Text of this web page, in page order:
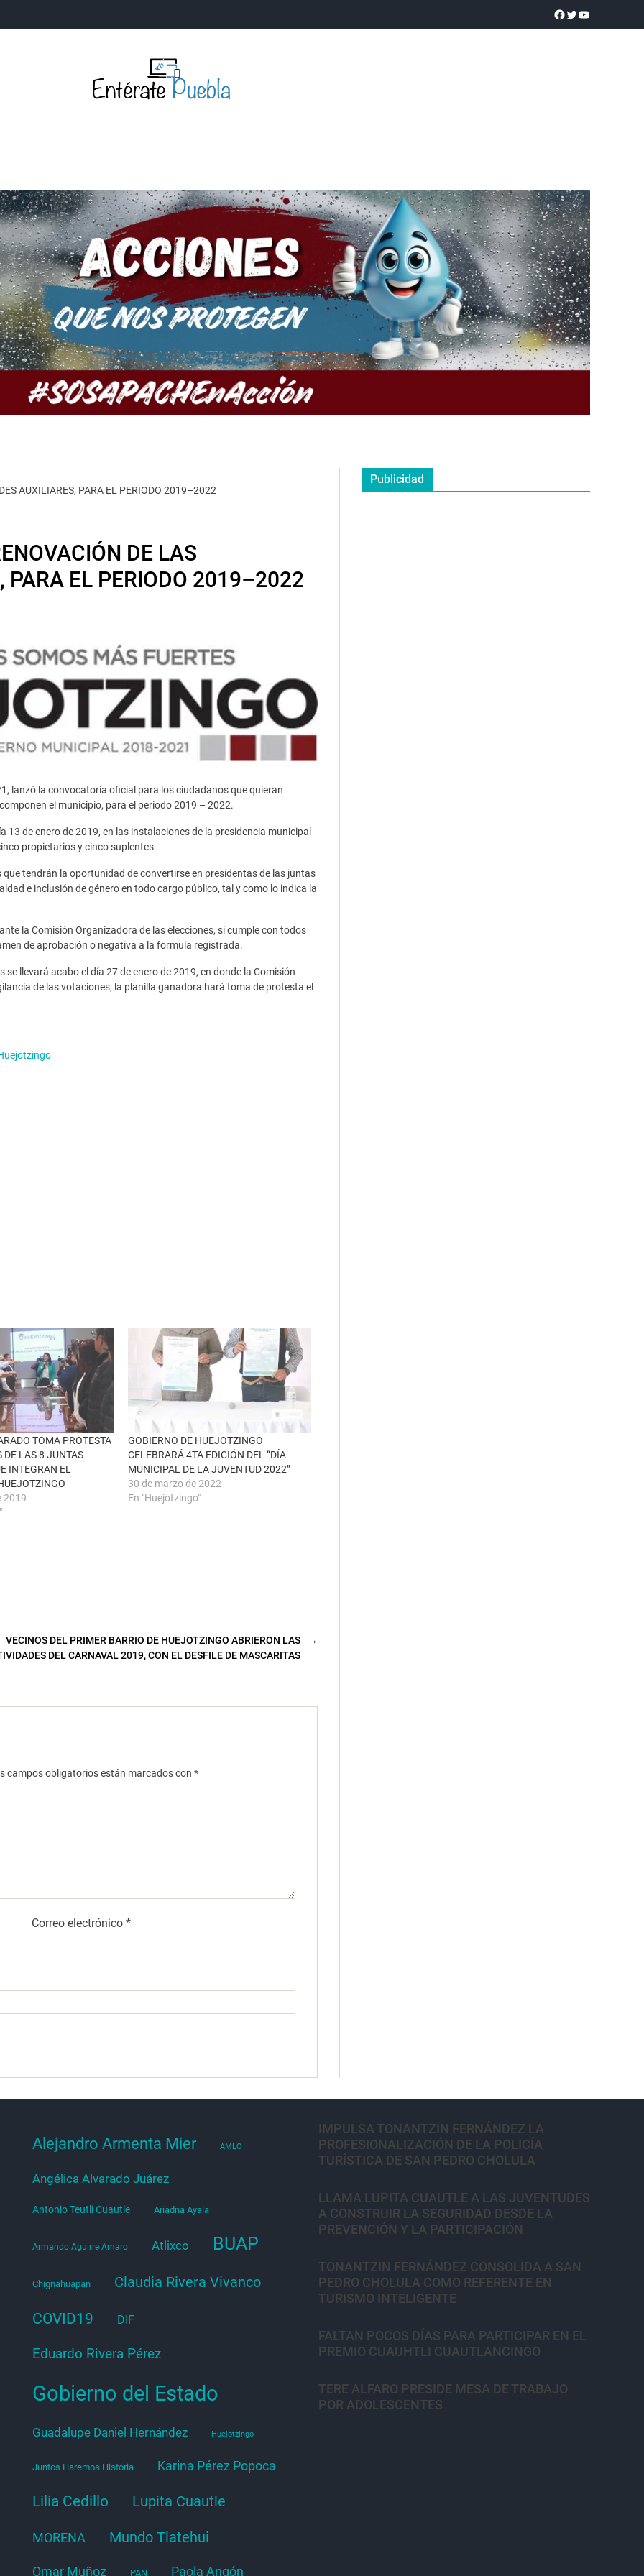
Y TECNOLOGÍA OPINIÓN SOCIEDAD ANUNCIOS
AUXILIARES, PARA EL PERIODO 2019–2022
DE LAS
PARA EL PERIODO 2019–2022
lanzó la convocatoria oficial para los ciudadanos que quieran
el municipio, para el periodo 2019 – 2022.
de enero de 2019, en las instalaciones de la presidencia municipal
propietarios y cinco suplentes.
tendrán la oportunidad de convertirse en presidentas de las juntas
e inclusión de género en todo cargo público, tal y como lo indica la
la Comisión Organizadora de las elecciones, si cumple con todos
de aprobación o negativa a la formula registrada.
llevará acabo el día 27 de enero de 2019, en donde la Comisión
de las votaciones; la planilla ganadora hará toma de protesta el
TOMA PROTESTA
DE LAS 8 JUNTAS
INTEGRAN EL
2019
GOBIERNO DE HUEJOTZINGO
CELEBRARÁ 4TA EDICIÓN DEL “DÍA
MUNICIPAL DE LA JUVENTUD 2022”
30 de marzo de 2022
En "Huejotzingo"
→
VECINOS DEL PRIMER BARRIO DE HUEJOTZINGO ABRIERON LAS
DEL CARNAVAL 2019, CON EL DESFILE DE MASCARITAS
campos obligatorios están marcados con *
Correo electrónico*
Publicidad
Alejandro Armenta Mier AMLO
Angélica Alvarado Juárez
Antonio Teutli Cuautle Ariadna Ayala
Armando Aguirre Amaro Atlixco BUAP
Chignahuapan Claudia Rivera Vivanco
COVID19 DIF
Eduardo Rivera Pérez
Gobierno del Estado
Guadalupe Daniel Hernández Huejotzingo
Juntos Haremos Historia Karina Pérez Popoca
Lilia Cedillo Lupita Cuautle
MORENA Mundo Tlatehui
Omar Muñoz PAN Paola Angón
IMPULSA TONANTZIN FERNÁNDEZ LA
PROFESIONALIZACIÓN DE LA POLICÍA
TURÍSTICA DE SAN PEDRO CHOLULA
LLAMA LUPITA CUAUTLE A LAS JUVENTUDES
A CONSTRUIR LA SEGURIDAD DESDE LA
PREVENCIÓN Y LA PARTICIPACIÓN
TONANTZIN FERNÁNDEZ CONSOLIDA A SAN
PEDRO CHOLULA COMO REFERENTE EN
TURISMO INTELIGENTE
FALTAN POCOS DÍAS PARA PARTICIPAR EN EL
PREMIO CUĀUHTLI CUAUTLANCINGO
TERE ALFARO PRESIDE MESA DE TRABAJO
POR ADOLESCENTES